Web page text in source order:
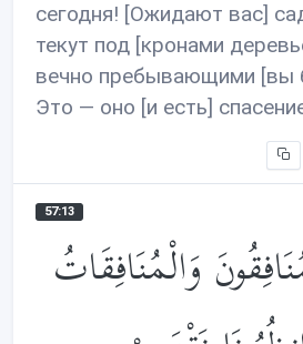
сегодня! [Ожидают вас]
текут под [кронами
вечно пребывающими [вы
Это — оно [и есть]
57:13
وَالْمُنَافِقَاتُ